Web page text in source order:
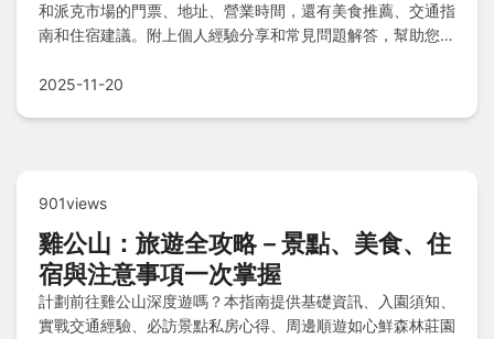
和派克市場的門票、地址、營業時間，還有美食推薦、交通指
南和住宿建議。附上個人經驗分享和常見問題解答，幫助您規
2025-11-20
901views
雞公山：旅遊全攻略－景點、美食、住
宿與注意事項一次掌握
計劃前往雞公山深度遊嗎？本指南提供基礎資訊、入園須知、
實戰交通經驗、必訪景點私房心得、周邊順遊如心鮮森林莊園